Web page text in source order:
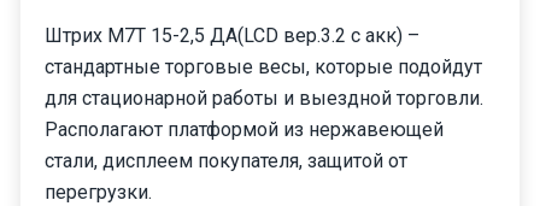
Штрих М7Т 15-2,5 ДА(LCD вер.3.2 с акк) –
стандартные торговые весы, которые подойдут
для стационарной работы и выездной торговли.
Располагают платформой из нержавеющей
стали, дисплеем покупателя, защитой от
перегрузки.